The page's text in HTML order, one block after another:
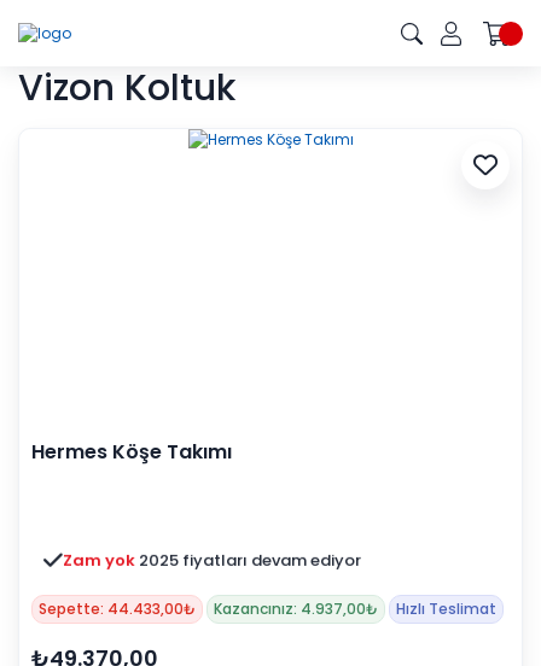
Vizon Koltuk
Hermes Köşe Takımı
Zam yok 2025 fiyatları devam ediyor
Sepette: 44.433,00₺ Kazancınız: 4.937,00₺ Hızlı Teslimat
₺49.370,00